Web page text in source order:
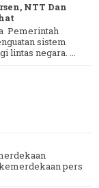
NTT Dan
Pemerintah
sistem
lintas negara. ...
pers